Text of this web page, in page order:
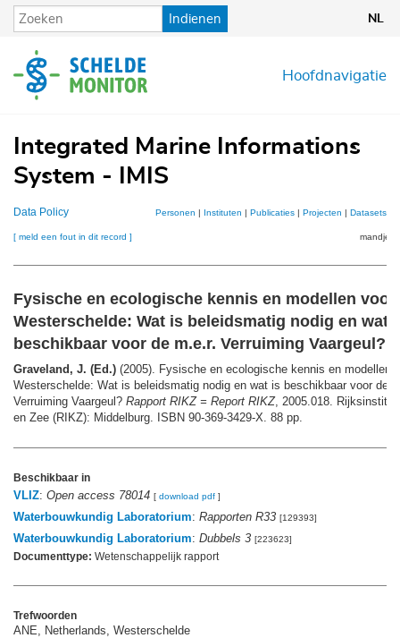
Overslaan
en
de
inhoud
Indienen NL
Hoofdnavigatie
Integrated Marine Informations
System - IMIS
Data Policy Personen | Instituten | Publicaties | Projecten | Datasets
[ meld een fout in dit record ] mandje
Fysische en ecologische kennis en modellen voor
Westerschelde: Wat is beleidsmatig nodig en wat
beschikbaar voor de m.e.r. Verruiming Vaargeul?
Graveland, J. (Ed.) (2005). Fysische en ecologische kennis en modellen
Westerschelde: Wat is beleidsmatig nodig en wat is beschikbaar voor de
Verruiming Vaargeul? Rapport RIKZ = Report RIKZ, 2005.018.
en Zee (RIKZ): Middelburg. ISBN 90-369-3429-X. 88 pp.
Beschikbaar in
VLIZ: Open access 78014 [ download pdf ]
Waterbouwkundig Laboratorium: Rapporten R33 [129393]
Waterbouwkundig Laboratorium: Dubbels 3 [223623]
Documenttype: Wetenschappelijk rapport
Trefwoorden
ANE, Netherlands, Westerschelde